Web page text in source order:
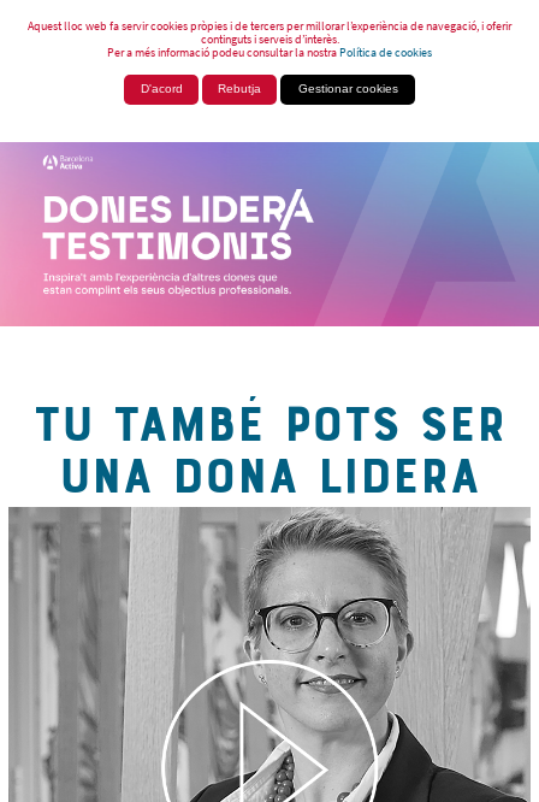
Aquest lloc web fa servir cookies pròpies i de tercers per millorar l’experiència de navegació, i oferir
continguts i serveis d’interès.
Per a més informació podeu consultar la nostraPolítica de cookies
D'acord Rebutja Gestionar cookies
TU TAMBÉ POTS SER
UNA DONA LIDERA